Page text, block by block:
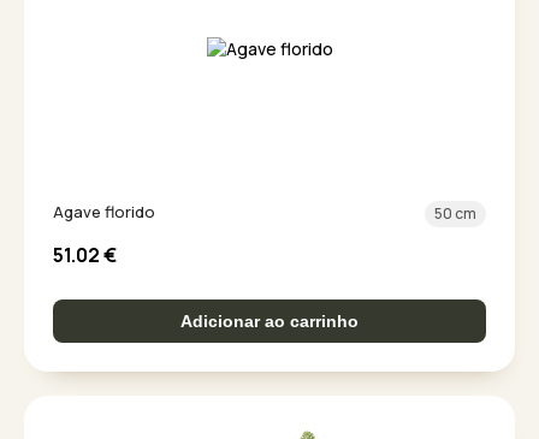
Agave florido 50 cm
51.02€
Adicionar ao carrinho